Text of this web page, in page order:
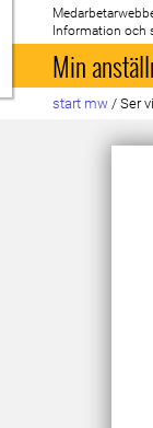
Till startsida
Information och
Min
start mw / Ser